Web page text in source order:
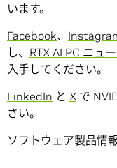
います。
Facebook、
し、 RTX AI PC ニュ
入手してください。
LinkedIn と X で
さい。
ソフトウェア製品情